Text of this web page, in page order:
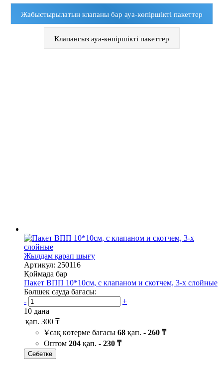
Жабыстырылатын клапаны бар ауа-көпіршікті пакеттер
Клапансыз ауа-көпіршікті пакеттер
Жылдам қарап шығу
Артикул: 250116
Қоймада бар
Пакет ВПП 10*10см, с клапаном и скотчем, 3-х слойные
Бөлшек сауда бағасы:
-
+
10 дана
қап. 300 ₸
Ұсақ көтерме бағасы 68 қап. - 260 ₸
Оптом 204 қап. - 230 ₸
Себетке